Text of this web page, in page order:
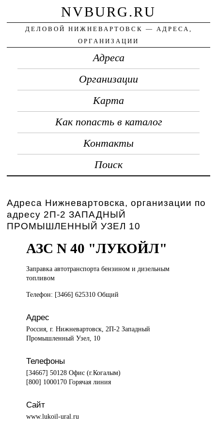
NVBURG.RU
ДЕЛОВОЙ НИЖНЕВАРТОВСК — АДРЕСА,
ОРГАНИЗАЦИИ
Адреса
Организации
Карта
Как попасть в каталог
Контакты
Поиск
Адреса Нижневартовска, организации по
адресу 2П-2 ЗАПАДНЫЙ
ПРОМЫШЛЕННЫЙ УЗЕЛ 10
АЗС N 40 "ЛУКОЙЛ"
Заправка автотранспортабензином и дизельным
топливом
Телефон: [3466] 625310 Общий
Адрес
Россия, г. Нижневартовск, 2П-2 Западный
Промышленный Узел, 10
Телефоны
[34667] 50128 Офис (г.Когалым)
[800] 1000170 Горячая линия
Сайт
www.lukoil-ural.ru